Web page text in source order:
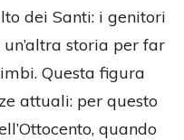
dei Santi: i genitori
storia per far
Questa figura
attuali: per questo
quando